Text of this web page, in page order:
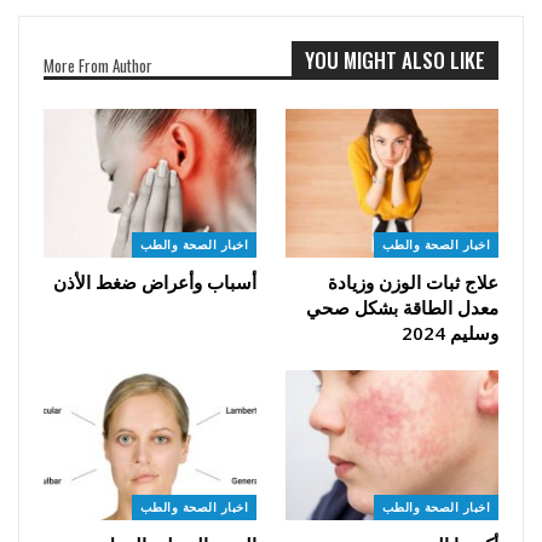
YOU MIGHT ALSO LIKE
More From Author
اخبار الصحة والطب
علاج ثبات الوزن وزيادة
معدل الطاقة بشكل صحي
وسليم 2024
اخبار الصحة والطب
أسباب وأعراض ضغط الأذن
اخبار الصحة والطب اخبار الصحة والطب